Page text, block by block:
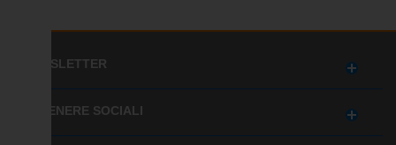
NEWSLETTER
OTTENERE SOCIALI